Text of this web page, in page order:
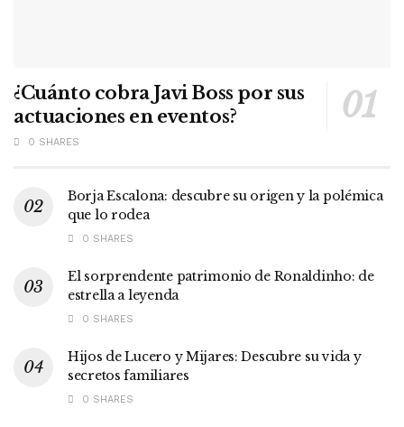
¿Cuánto cobra Javi Boss por sus
actuaciones en eventos?
0 SHARES
Borja Escalona: descubre su origen y la polémica
que lo rodea
0 SHARES
El sorprendente patrimonio de Ronaldinho: de
estrella a leyenda
0 SHARES
Hijos de Lucero y Mijares: Descubre su vida y
secretos familiares
0 SHARES